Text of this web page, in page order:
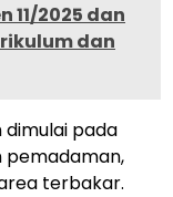
11/2025 dan
dan
pada
pemadaman,
terbakar.